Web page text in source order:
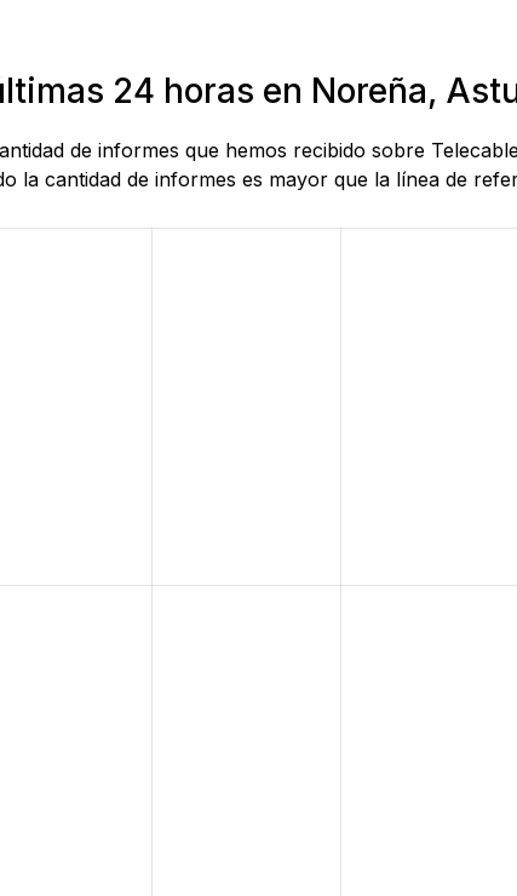
24 horas en Noreña,
de informes que hemos recibido sobre
la cantidad de informes es mayor que la línea de